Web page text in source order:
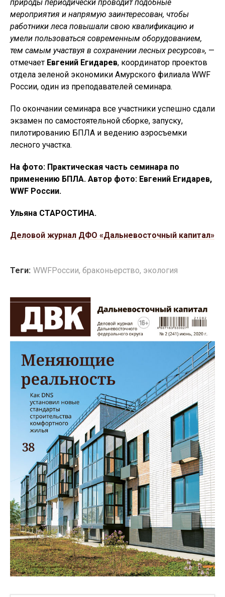
природы периодически проводит подобные
мероприятия и напрямую заинтересован, чтобы
работники леса повышали свою квалификацию и
умели пользоваться современным оборудованием,
тем самым участвуя в сохранении лесных ресурсов», —
отмечает Евгений Егидарев, координатор проектов
отдела зеленой экономики Амурского филиала WWF
России, один из преподавателей семинара.
По окончании семинара все участники успешно сдали
экзамен по самостоятельной сборке, запуску,
пилотированию БПЛА и ведению аэросъемки
лесного участка.
На фото: Практическая часть семинара по
применению БПЛА. Автор фото: Евгений Егидарев,
WWF России.
Ульяна СТАРОСТИНА.
Деловой журнал ДФО «Дальневосточный капитал»
Теги: WWFРоссии, браконьерство, экология